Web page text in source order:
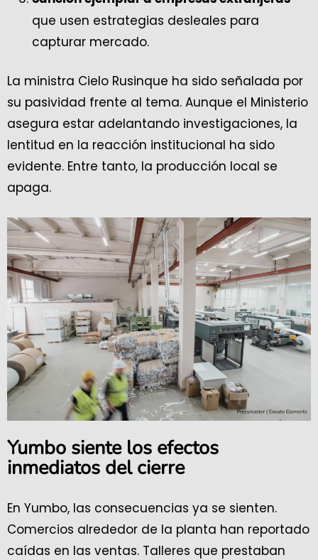
que usen estrategias desleales para
capturar mercado.
La ministra Cielo Rusinque ha sido señalada por
su pasividad frente al tema. Aunque el Ministerio
asegura estar adelantando investigaciones, la
lentitud en la reacción institucional ha sido
evidente. Entre tanto, la producción local se
apaga.
Yumbo siente los efectos
inmediatos del cierre
En Yumbo, las consecuencias ya se sienten.
Comercios alrededor de la planta han reportado
caídas en las ventas. Talleres que prestaban